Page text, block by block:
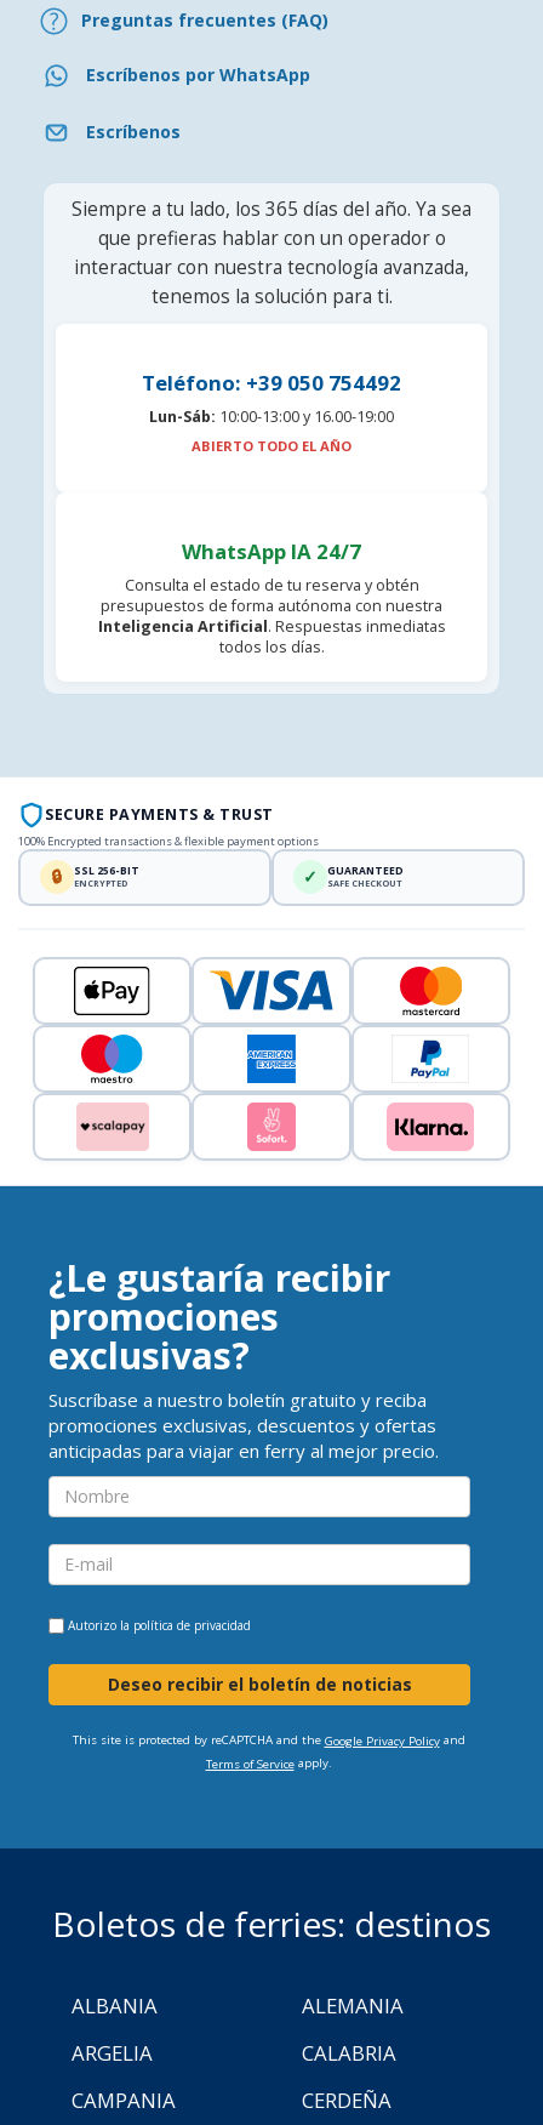
Preguntas frecuentes (FAQ)
Escríbenos por WhatsApp
Escríbenos
Siempre a tu lado, los 365 días del año. Ya sea
que prefieras hablar con un operador o
interactuar con nuestra tecnología avanzada,
tenemos la solución para ti.
Teléfono: +39 050 754492
Lun-Sáb: 10:00-13:00 y 16.00-19:00
ABIERTO TODO EL AÑO
WhatsApp IA 24/7
Consulta el estado de tu reserva y obtén
presupuestos de forma autónoma con nuestra
Inteligencia Artificial. Respuestas inmediatas
todos los días.
SECURE PAYMENTS & TRUST
100% Encrypted transactions & flexible payment options
🔒 SSL 256-BIT
ENCRYPTED ✓ GUARANTEED
SAFE CHECKOUT
¿Le gustaría recibir
promociones
exclusivas?
Suscríbase a nuestro boletín gratuito y reciba
promociones exclusivas, descuentos y ofertas
anticipadas para viajar en ferry al mejor precio.
Autorizo la política de privacidad
Deseo recibir el boletín de noticias
This site is protected by reCAPTCHA and the Google Privacy Policyand
Terms of Serviceapply.
Boletos de ferries: destinos
ALBANIA
ALEMANIA
ARGELIA
CALABRIA
CAMPANIA
CERDEÑA